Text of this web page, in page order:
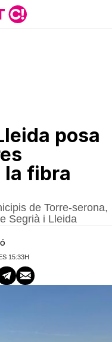
posa
la fibra
de Torre-serona,
Segrià i Lleida
15:33H